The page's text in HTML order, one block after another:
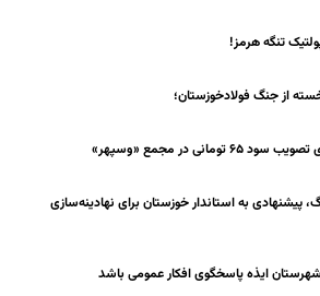
تنگه هرمز!
از جنگ فولادخوزستان؛
در مجمع «وسپهر»
پیشنهادی به استاندار خوزستان برای نهادینه‌سازی
ایذه پاسخگوی افکار عمومی باشد